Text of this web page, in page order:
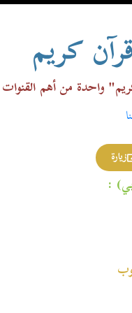
كريم
واحدة من أهم القنوات
زيارة
: